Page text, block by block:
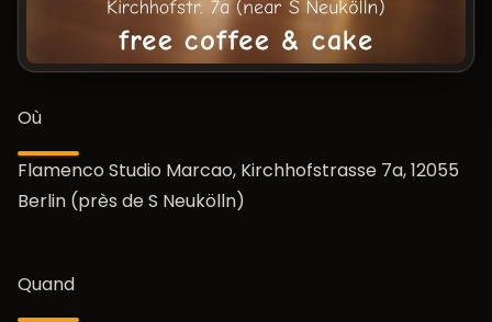
Où
Flamenco Studio Marcao, Kirchhofstrasse 7a, 12055
Berlin (près de S Neukölln)
Quand